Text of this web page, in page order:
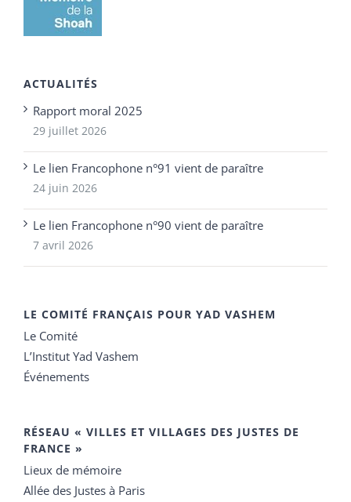
ACTUALITÉS
Rapport moral 2025
29 juillet 2026
Le lien Francophone n°91 vient de paraître
24 juin 2026
Le lien Francophone n°90 vient de paraître
7 avril 2026
LE COMITÉ FRANÇAIS POUR YAD VASHEM
Le Comité
L’Institut Yad Vashem
Événements
RÉSEAU « VILLES ET VILLAGES DES JUSTES DE
FRANCE »
Lieux de mémoire
Allée des Justes à Paris